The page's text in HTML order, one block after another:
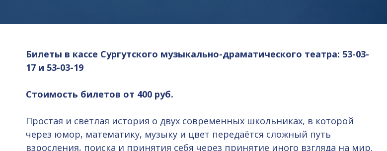
Билеты в кассе Сургутского музыкально-драматического театра: 53-03-
17 и 53-03-19
Стоимость билетов от 400 руб.
Простая и светлая история о двух современных школьниках, в которой
через юмор, математику, музыку и цвет передаётся сложный путь
взросления, поиска и принятия себя через принятие иного взгляда на мир.